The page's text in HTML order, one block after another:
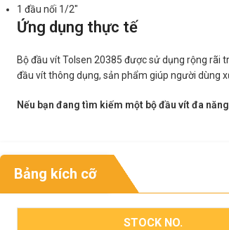
1 đầu nối 1/2″
Ứng dụng thực tế
Bộ đầu vít Tolsen 20385 được sử dụng rộng rãi
đầu vít thông dụng, sản phẩm giúp người dùng
Nếu bạn đang tìm kiếm một bộ đầu vít đa
Bảng kích cỡ
STOCK NO.